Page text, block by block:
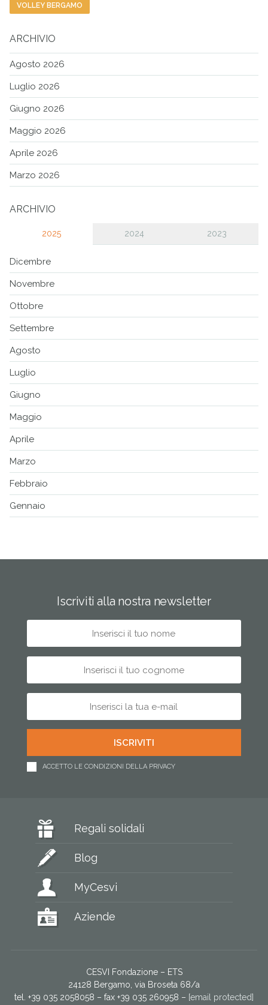
VOLLEY BERGAMO
ARCHIVIO
Agosto 2026
Luglio 2026
Giugno 2026
Maggio 2026
Aprile 2026
Marzo 2026
ARCHIVIO
2025 2024 2023
Dicembre
Novembre
Ottobre
Settembre
Agosto
Luglio
Giugno
Maggio
Aprile
Marzo
Febbraio
Gennaio
Iscriviti alla nostra newsletter
ACCETTO LE CONDIZIONI DELLA PRIVACY
Regali solidali
Blog
MyCesvi
Aziende
CESVI Fondazione – ETS
24128 Bergamo, via Broseta 68/a
tel. +39 035 2058058 – fax +39 035 260958 – [email protected]